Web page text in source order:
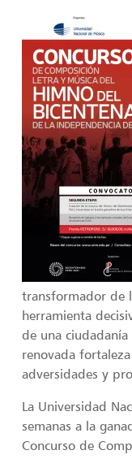
transformador de
herramienta
de una
renovada
adversidades y
La Universidad
semanas a la
Concurso de